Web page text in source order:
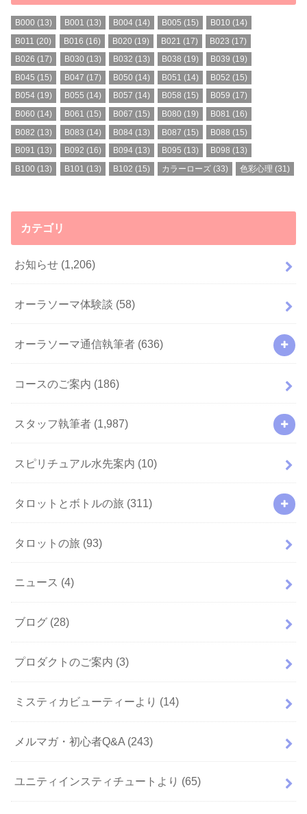
B000 (13) B001 (13) B004(14) B005 (15) B010 (14)
B011 (20) B016 (16) B020 (19) B021 (17) B023 (17)
B026 (17) B030 (13) B032 (13) B038 (19) B039 (19)
B045 (15) B047 (17) B050 (14) B051 (14) B052 (15)
B054 (19) B055 (14) B057 (14) B058 (15) B059 (17)
B060 (14) B061 (15) B067 (15) B080 (19) B081 (16)
B082 (13) B083 (14) B084(13) B087 (15) B088 (15)
B091 (13) B092 (16) B094(13) B095 (13) B098 (13)
B100 (13) B101 (13) B102 (15) カラーローズ (33) 色彩心理 (31)
カテゴリ
お知らせ (1,206)
オーラソーマ体験談 (58)
オーラソーマ通信執筆者 (636)
コースのご案内 (186)
スタッフ執筆者 (1,987)
スピリチュアル水先案内 (10)
タロットとボトルの旅 (311)
タロットの旅 (93)
ニュース (4)
ブログ (28)
プロダクトのご案内 (3)
ミスティカビューティーより (14)
メルマガ・初心者Q&A (243)
ユニティインスティチュートより (65)